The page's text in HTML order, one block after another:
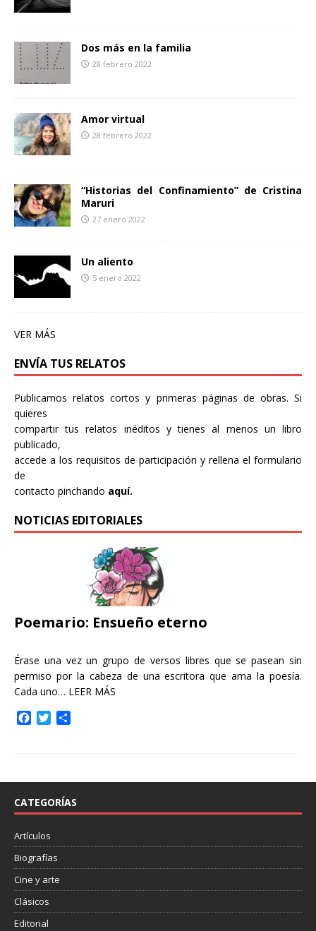
Dos más en la familia
28 febrero 2022
Amor virtual
28 febrero 2022
“Historias del Confinamiento” de Cristina
Maruri
27 enero 2022
Un aliento
5 enero 2022
VER MÁS
ENVÍA TUS RELATOS
Publicamos relatos cortos y primeras páginas de obras. Si
quieres
compartir tus relatos inéditos y tienes al menos un libro
publicado,
accede a los requisitos de participación y rellena el formulario
de
contacto pinchando aquí.
NOTICIAS EDITORIALES
Poemario: Ensueño eterno
Érase una vez un grupo de versos libres que se pasean sin
permiso por la cabeza de una escritora que ama la poesía.
Cada uno… LEER MÁS
o
k
r
t
i
CATEGORÍAS
Artículos
Biografías
Cine y arte
Clásicos
Editorial